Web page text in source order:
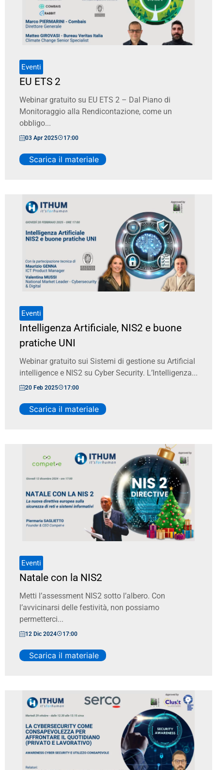
Eventi
EU ETS 2
Webinar gratuito su EU ETS 2 – Dal Piano di
Monitoraggio alla Rendicontazione, come un
obbligo...
03 Apr 2025 17:00
Scarica il materiale
Eventi
Intelligenza Artificiale, NIS2 e buone
pratiche UNI
Webinar gratuito sui Sistemi di gestione su Artificial
intelligence e NIS2 su Cyber Security. L’Intelligenza...
20 Feb 2025 17:00
Scarica il materiale
Eventi
Natale con la NIS2
Metti l’assessment NIS2 sotto l’albero. Con
l’avvicinarsi delle festività, non possiamo
permetterci...
12 Dic 2024 17:00
Scarica il materiale